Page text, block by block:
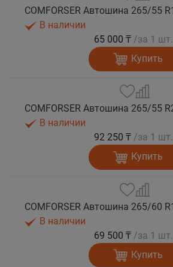
В наличии
65 000 ₸ /за 1 шт.
Купить
В наличии
92 250 ₸ /за 1 шт.
Купить
В наличии
69 500 ₸ /за 1 шт.
Купить